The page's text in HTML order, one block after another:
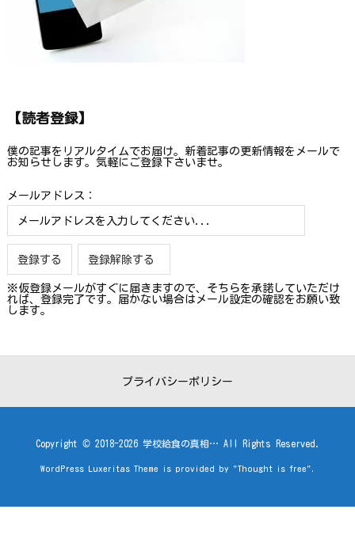
【読者登録】
僕の記事をリアルタイムでお届け。新着記事の更新情報をメールで
お知らせします。気軽にご登録下さいませ。
メールアドレス：
※仮登録メールがすぐに届きますので、そちらを承諾していただけ
れば、登録完了です。届かない場合はメール設定の確認をお願い致
します。
プライバシーポリシー
Copyright © 2018-2026 学校給食の真相… All Rights Reserved.
WordPress Luxeritas Theme is provided by "Thought is free".